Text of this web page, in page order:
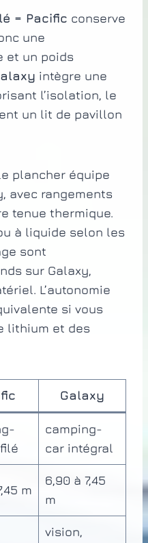
= Pacific conserve
une
et un poids
intègre une
l’isolation, le
un lit de pavillon
plancher équipe
avec rangements
tenue thermique.
à liquide selon les
sont
sur Galaxy,
L’autonomie
si vous
lithium et des
Galaxy
camping-
car intégral
m
6,90 à 7,45
m
vision,